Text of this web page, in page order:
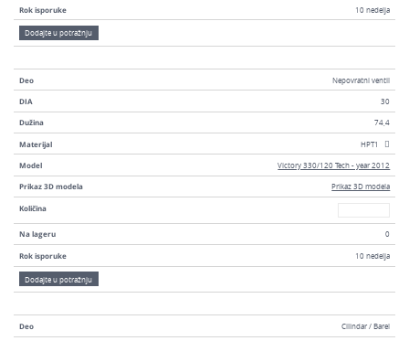
Rok isporuke 10 nedelja
Dodajte u potražnju
Deo Nepovratni ventil
DIA 30
Dužina 74,4
Materijal HPT1
Model Victory 330/120 Tech - year 2012
Prikaz 3D modela Prikaz 3D modela
Količina
Na lageru 0
Rok isporuke 10 nedelja
Dodajte u potražnju
Deo Cilindar / Barel